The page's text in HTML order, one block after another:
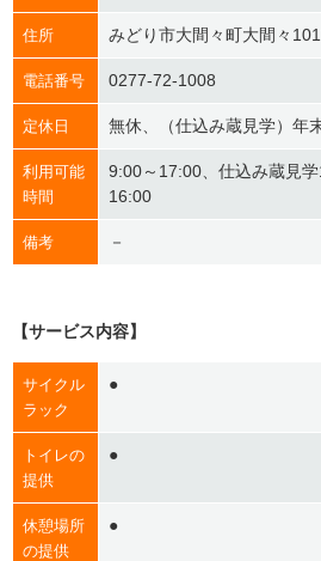
住所 みどり市大間々町大間々
電話番号 0277-72-1008
定休日 無休、（仕込み蔵見学）年
利用可能
時間
9:00～17:00、仕込み蔵見
16:00
備考 －
【サービス内容】
サイクル
ラック
●
トイレの
提供
●
休憩場所
の提供
●